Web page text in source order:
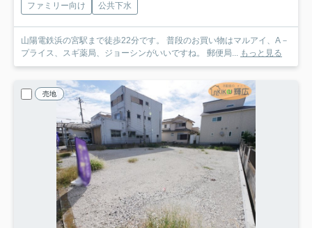
ファミリー向け
公共下水
山陽電鉄浜の宮駅まで徒歩22分です。 普段のお買い物はマルアイ、A－
プライス、スギ薬局、ジョーシンがいいですね。 郵便局... もっと見る
売地